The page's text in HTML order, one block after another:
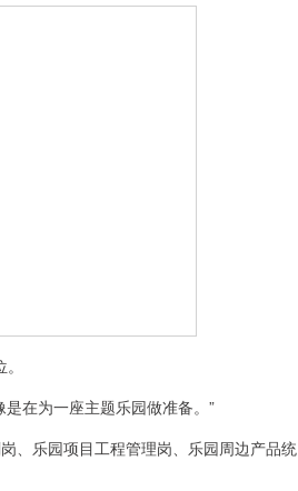
在为一座主题乐园做准备。”
乐园项目工程管理岗、乐园周边产品统